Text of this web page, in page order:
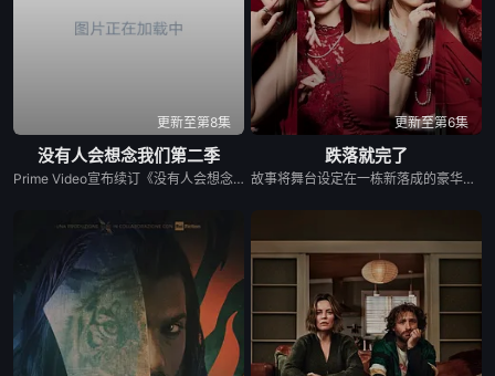
更新至第8集
没有人会想念我们第二季
Prime Video宣布续订《没有人会想念我们》第二季。
更新至第6集
跌落就完了
故事将舞台设定在一栋新落成的豪华高级公寓中。主人公月岛明日海（宇垣美里 饰）本以为和丈夫、女儿搬进这里是幸福生活的开始，却没料到在公寓里与曾有宿怨的真宫孔美子（篠田麻里子 饰）狭路相逢。 孔美子表面上是无可挑剔的名媛妈妈，背地里却深藏着难以捉摸的执念与城府。随着两人再度交锋，阶层差距、生活水准以及家庭环境的不同，让妈妈们之间脆弱的关系迅速演变成一场充斥着嫉妒、不伦、背叛与复仇的激烈暗战。